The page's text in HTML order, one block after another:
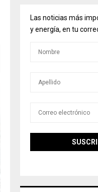
Las noticias más
y energía, en tu